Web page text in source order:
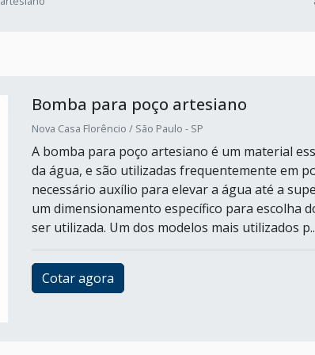
Bomba para poço artesiano
Nova Casa Florêncio / São Paulo - SP
A bomba para poço artesiano é um material
da água, e são utilizadas frequentemente em
necessário auxílio para elevar a água até a
um dimensionamento específico para escolha
ser utilizada. Um dos modelos mais utilizados
Cotar agora